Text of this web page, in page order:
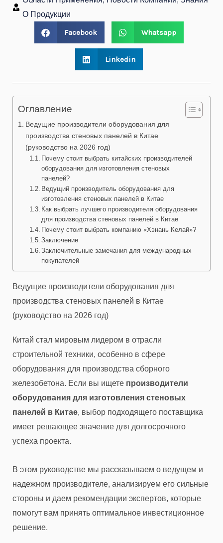
О Продукции
Facebook Whatsapp
Linkedin
Оглавление
Ведущие производители оборудования для
производства стеновых панелей в Китае
(руководство на 2026 год)
Почему стоит выбрать китайских производителей
оборудования для изготовления стеновых
панелей?
Ведущий производитель оборудования для
изготовления стеновых панелей в Китае
Как выбрать лучшего производителя оборудования
для производства стеновых панелей в Китае
Почему стоит выбрать компанию «Хэнань Келай»?
Заключение
Заключительные замечания для международных
покупателей
Ведущие производители оборудования для
производства стеновых панелей в Китае
(руководство на 2026 год)
Китай стал мировым лидером в отрасли
строительной техники, особенно в сфере
оборудования для производства сборного
железобетона. Если вы ищете производители
оборудования для изготовления стеновых
панелей в Китае, выбор подходящего поставщика
имеет решающее значение для долгосрочного
успеха проекта.
В этом руководстве мы рассказываем о ведущем и
надежном производителе, анализируем его сильные
стороны и даем рекомендации экспертов, которые
помогут вам принять оптимальное инвестиционное
решение.